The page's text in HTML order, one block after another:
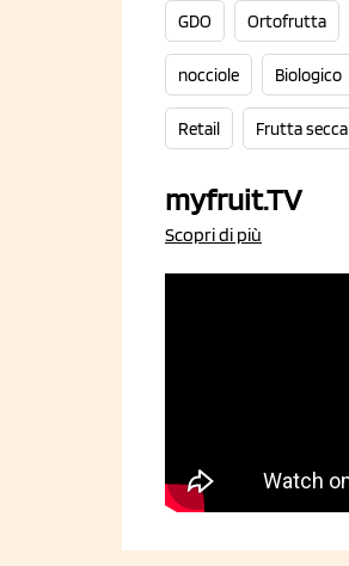
GDO Ortofrutta
nocciole Biologico
Retail Frutta secca
myfruit.TV
Scopri di più